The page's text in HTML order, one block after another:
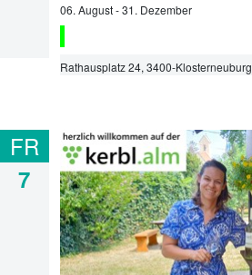
06. August-31. Dezember
Rathausplatz 24, 3400-Klosterneuburg
FR
7